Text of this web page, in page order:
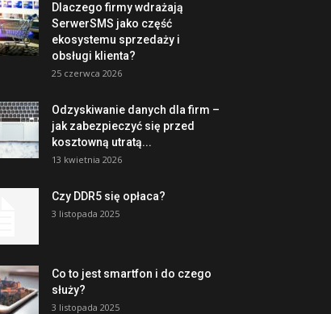
Dlaczego firmy wdrażają
SerwerSMS jako część
ekosystemu sprzedaży i
obsługi klienta?
25 czerwca 2026
Odzyskiwanie danych dla firm –
jak zabezpieczyć się przed
kosztowną utratą...
13 kwietnia 2026
Czy DDR5 się opłaca?
3 listopada 2025
Co to jest smartfon i do czego
służy?
3 listopada 2025